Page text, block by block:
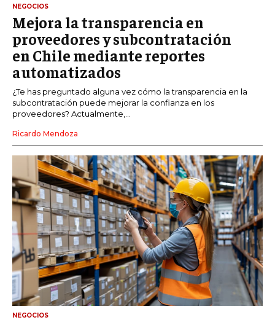
NEGOCIOS
Mejora la transparencia en
proveedores y subcontratación
en Chile mediante reportes
automatizados
¿Te has preguntado alguna vez cómo la transparencia en la
subcontratación puede mejorar la confianza en los
proveedores? Actualmente,...
Ricardo Mendoza
NEGOCIOS